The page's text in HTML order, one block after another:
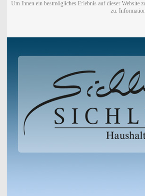
Um Ihnen ein bestmögliches Erlebnis auf dieser
zu.